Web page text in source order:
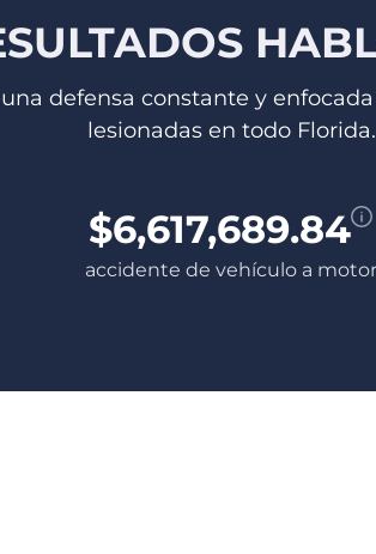
defensa constante y
lesionadas en todo Florida.
$6,617,689.84
accidente de vehículo a motor